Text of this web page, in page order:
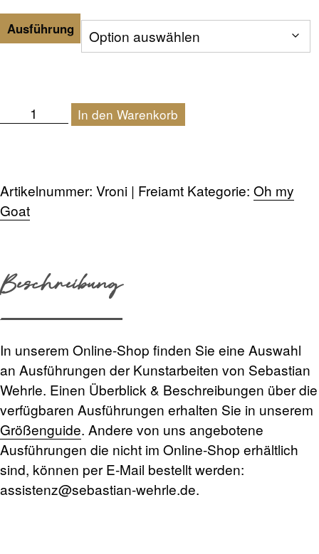
Ausführung
In den Warenkorb
Artikelnummer: Vroni | Freiamt Kategorie: Oh my
Goat
Beschreibung
In unserem Online-Shop finden Sie eine Auswahl
an Ausführungen der Kunstarbeiten von Sebastian
Wehrle. Einen Überblick & Beschreibungen über die
verfügbaren Ausführungen erhalten Sie in unserem
Größenguide. Andere von uns angebotene
Ausführungen die nicht im Online-Shop erhältlich
sind, können per E-Mail bestellt werden:
assistenz@sebastian-wehrle.de.